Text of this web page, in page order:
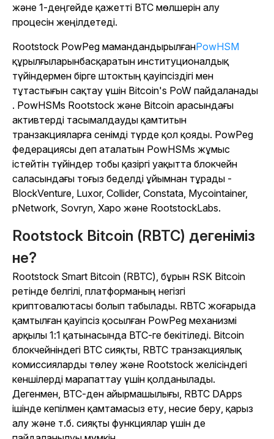
және 1-деңгейде қажетті BTC мөлшерін алу
процесін жеңілдетеді.
Rootstock PowPeg мамандандырылғанPowHSM
құрылғыларынбасқаратын институционалдық
түйіндермен бірге штоктың қауіпсіздігі мен
тұтастығын сақтау үшін Bitcoin's PoW пайдаланады
. PowHSMs Rootstock және Bitcoin арасындағы
активтерді тасымалдауды қамтитын
транзакцияларға сенімді түрде қол қояды. PowPeg
федерациясы деп аталатын PowHSMs жұмыс
істейтін түйіндер тобы қазіргі уақытта блокчейн
саласындағы тоғыз беделді ұйымнан тұрады -
BlockVenture, Luxor, Сollider, Сonstata, Mycointainer,
pNetwork, Sovryn, Xapo және RootstockLabs.
Rootstock Bitcoin (RBTC) дегеніміз
не?
Rootstock Smart Bitcoin (RBTC), бұрын RSK Bitcoin
ретінде белгілі, платформаның негізгі
криптовалютасы болып табылады. RBTC жоғарыда
қамтылған қауіпсіз қосылған PowPeg механизмі
арқылы 1:1 қатынасында BTC-ге бекітіледі. Bitcoin
блокчейніндегі BTC сияқты, RBTC транзакциялық
комиссияларды төлеу және Rootstock желісіндегі
кеншілерді марапаттау үшін қолданылады.
Дегенмен, BTC-ден айырмашылығы, RBTC DApps
ішінде кепілмен қамтамасыз ету, несие беру, қарыз
алу және т.б. сияқты функциялар үшін де